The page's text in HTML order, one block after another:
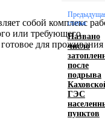
собой комплекс
или требующего
для проживания
бренда
статья
Названо
число
после
подрыва
ГЭС
пунктов